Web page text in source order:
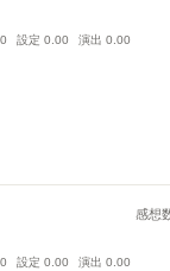
設定 0.00 演出 0.00
感想
設定 0.00 演出 0.00